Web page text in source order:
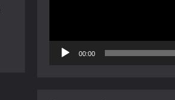
00:00